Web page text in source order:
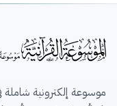
موسوعة إلكترونية